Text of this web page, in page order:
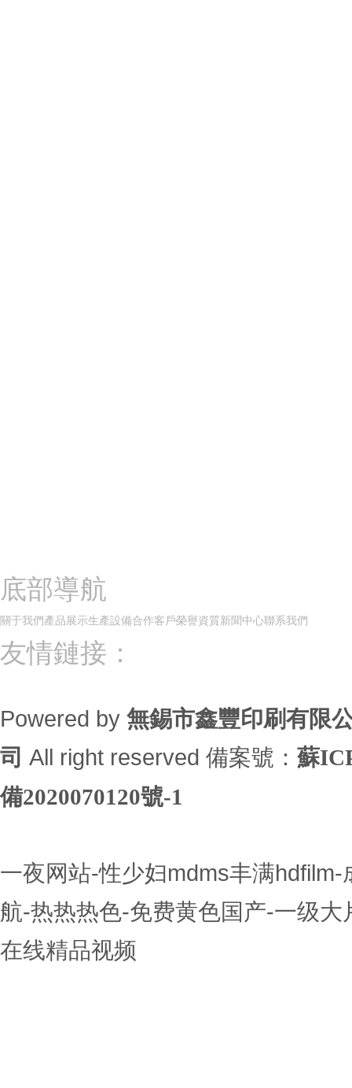
底部導航
關于我們產品展示生產設備合作客戶榮譽資質新聞中心聯系我們
友情鏈接：
Powered by 無錫市鑫豐印刷有限
司 All right reserved 備案號： 蘇
備2020070120號-1
一夜网站-性少妇mdms丰满
航-热热热色-免费黄色国产-一级
在线精品视频